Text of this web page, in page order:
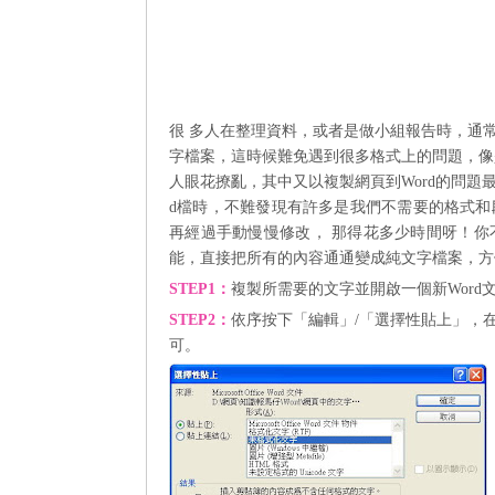
很 多人在整理資料，或者是做小組報告時，通
字檔案，這時候難免遇到很多格式上的問題，
人眼花撩亂，其中又以複製網頁到Word的問題
d檔時，不難發現有許多是我們不需要的格式
再經過手動慢慢修改， 那得花多少時間呀！
能，直接把所有的內容通通變成純文字檔案，
STEP1 ： 複製所需要的文字並 開啟一個新Word
STEP2 ： 依序按下 「編輯」/「選擇性貼上」
可。